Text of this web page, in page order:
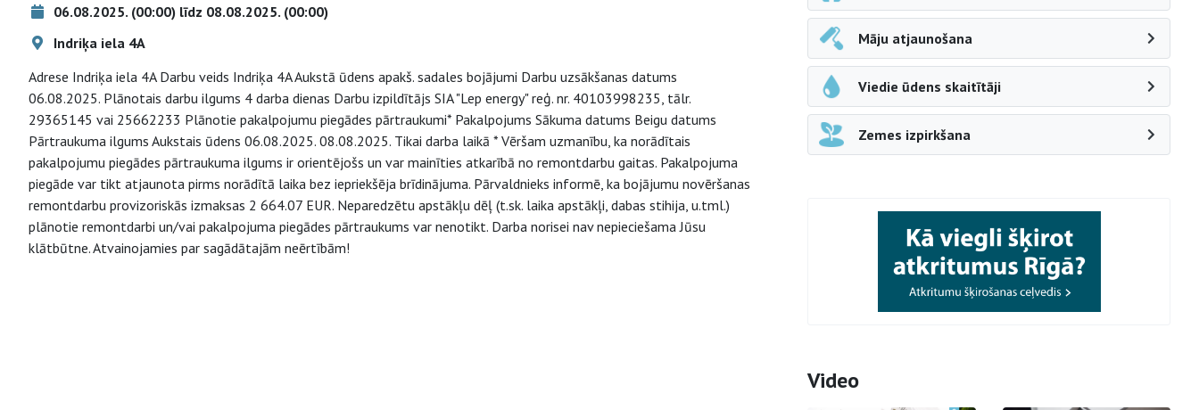
06.08.2025. (00:00) līdz 08.08.2025. (00:00)
Indriķa iela 4A
Adrese Indriķa iela 4A Darbu veids Indriķa 4A Aukstā ūdens apakš. sadales bojājumi Darbu uzsākšanas datums
06.08.2025. Plānotais darbu ilgums 4 darba dienas Darbu izpildītājs SIA "Lep energy" reģ. nr. 40103998235, tālr.
29365145 vai 25662233 Plānotie pakalpojumu piegādes pārtraukumi* Pakalpojums Sākuma datums Beigu datums
Pārtraukuma ilgums Aukstais ūdens 06.08.2025. 08.08.2025. Tikai darba laikā * Vēršam uzmanību, ka norādītais
pakalpojumu piegādes pārtraukuma ilgums ir orientējošs un var mainīties atkarībā no remontdarbu gaitas. Pakalpojuma
piegāde var tikt atjaunota pirms norādītā laika bez iepriekšēja brīdinājuma. Pārvaldnieks informē, ka bojājumu novēršanas
remontdarbu provizoriskās izmaksas 2 664.07 EUR. Neparedzētu apstākļu dēļ (t.sk. laika apstākļi, dabas stihija, u.tml.)
plānotie remontdarbi un/vai pakalpojuma piegādes pārtraukums var nenotikt. Darba norisei nav nepieciešama Jūsu
klātbūtne. Atvainojamies par sagādātajām neērtībām!
Māju atjaunošana
Viedie ūdens skaitītāji
Zemes izpirkšana
Video